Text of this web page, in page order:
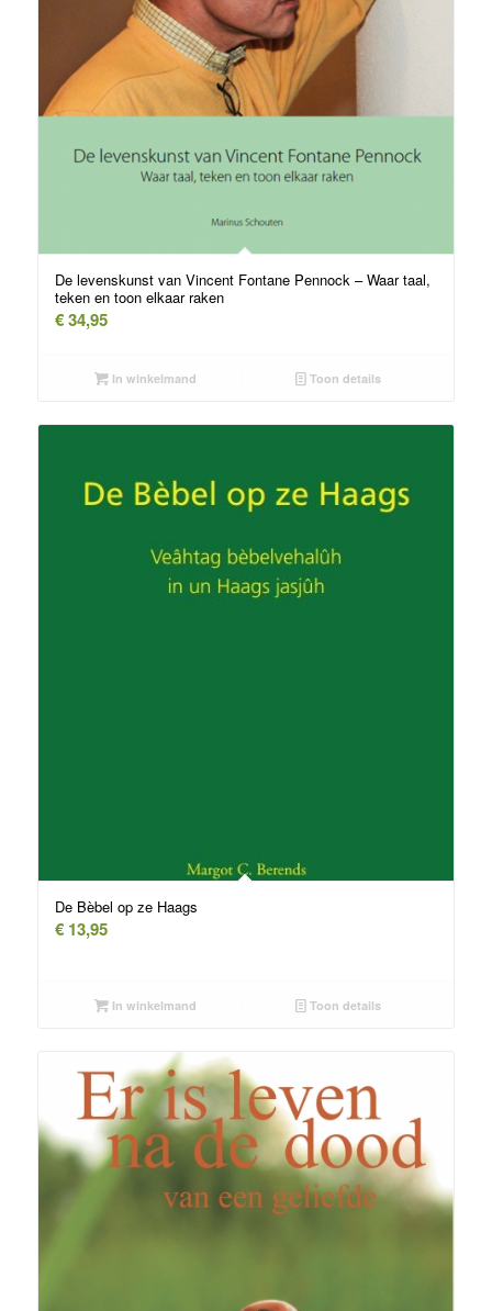
De levenskunst van Vincent Fontane Pennock – Waar taal,
teken en toon elkaar raken
€34,95
In winkelmand Toon details
De Bèbel op ze Haags
€13,95
In winkelmand Toon details